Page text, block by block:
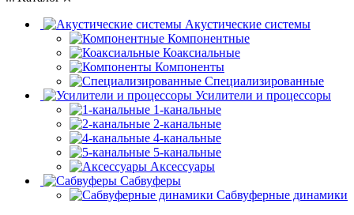
Акустические системы
Компонентные
Коаксиальные
Компоненты
Специализированные
Усилители и процессоры
1-канальные
2-канальные
4-канальные
5-канальные
Аксессуары
Сабвуферы
Сабвуферные динамики